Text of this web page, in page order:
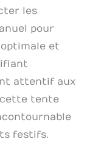
les
pour
et
attentif aux
tente
festifs.